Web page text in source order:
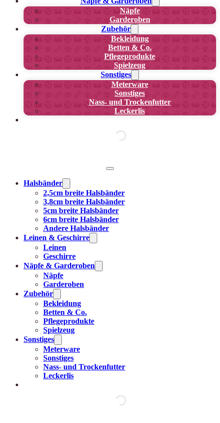
Näpfe
Garderoben
Zubehör
Bekleidung
Betten & Co.
Pflegeprodukte
Spielzeug
Sonstiges
Meterware
Sonstiges
Nass- und Trockenfutter
Leckerlis
Halsbänder
2,5cm breite Halsbänder
3,8cm breite Halsbänder
5cm breite Halsbänder
6cm breite Halsbänder
Andere Halsbänder
Leinen & Geschirre
Leinen
Geschirre
Näpfe & Garderoben
Näpfe
Garderoben
Zubehör
Bekleidung
Betten & Co.
Pflegeprodukte
Spielzeug
Sonstiges
Meterware
Sonstiges
Nass- und Trockenfutter
Leckerlis